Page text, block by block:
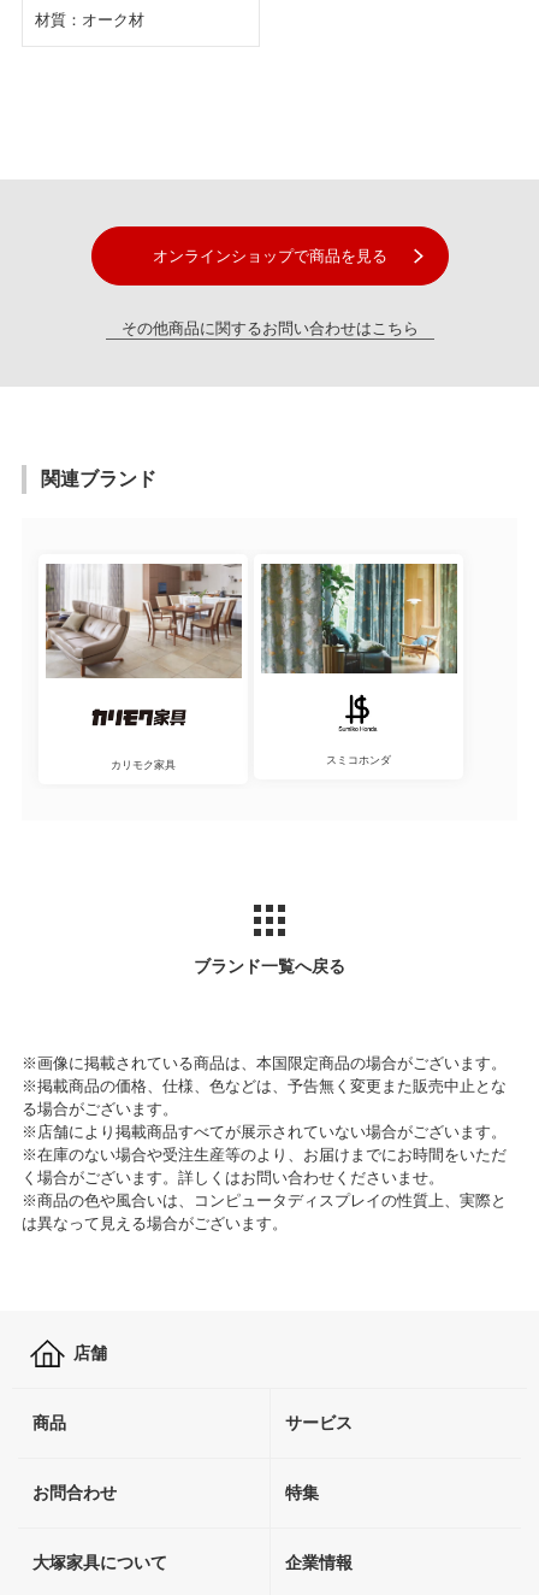
材質：オーク材
オンラインショップで商品を見る
その他商品に関するお問い合わせはこちら
関連ブランド
カリモク家具 スミコホンダ
ブランド一覧へ戻る
※画像に掲載されている商品は、本国限定商品の場合がございます。
※掲載商品の価格、仕様、色などは、予告無く変更また販売中止とな
る場合がございます。
※店舗により掲載商品すべてが展示されていない場合がございます。
※在庫のない場合や受注生産等のより、お届けまでにお時間をいただ
く場合がございます。詳しくはお問い合わせくださいませ。
※商品の色や風合いは、コンピュータディスプレイの性質上、実際と
は異なって見える場合がございます。
店舗
商品 サービス
お問合わせ 特集
大塚家具について 企業情報